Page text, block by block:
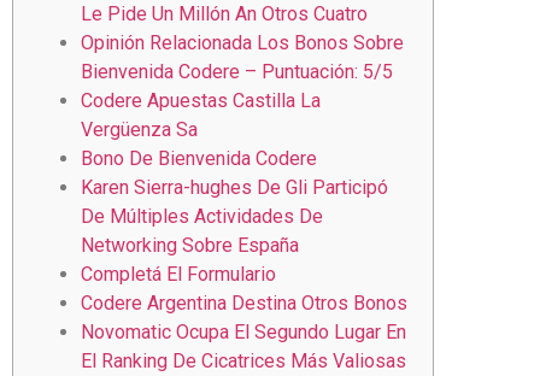
Le Pide Un Millón An Otros Cuatro
Opinión Relacionada Los Bonos Sobre
Bienvenida Codere – Puntuación: 5/5
Codere Apuestas Castilla La
Vergüenza Sa
Bono De Bienvenida Codere
Karen Sierra-hughes De Gli Participó
De Múltiples Actividades De
Networking Sobre España
Completá El Formulario
Codere Argentina Destina Otros Bonos
Novomatic Ocupa El Segundo Lugar En
El Ranking De Cicatrices Más Valiosas